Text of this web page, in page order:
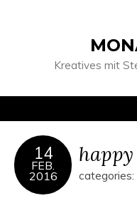
Kreatives mit
14
FEB.
2016 categories: